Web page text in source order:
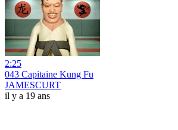
2:25
043 Capitaine Kung Fu
JAMESCURT
il y a 19 ans